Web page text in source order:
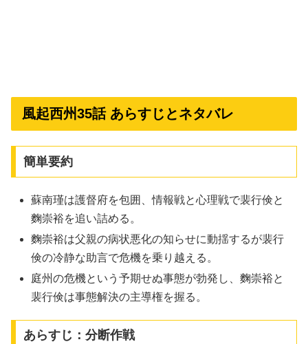
風起西州35話 あらすじとネタバレ
簡単要約
蘇南瑾は護督府を包囲、情報戦と心理戦で裴行倹と
麴崇裕を追い詰める。
麴崇裕は父親の病状悪化の知らせに動揺するが裴行
倹の冷静な助言で危機を乗り越える。
庭州の危機という予期せぬ事態が勃発し、麴崇裕と
裴行倹は事態解決の主導権を握る。
あらすじ：分断作戦